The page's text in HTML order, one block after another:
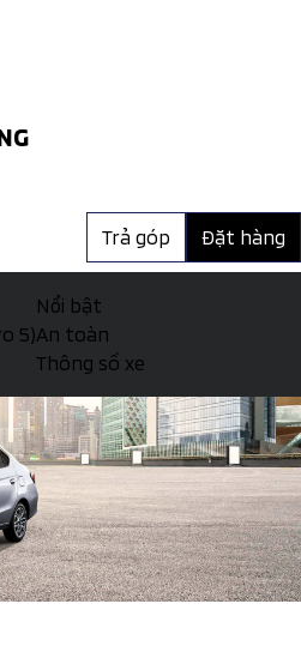
Trả góp Đặt hàng
5)
Nổi bật
An toàn
Thông số xe